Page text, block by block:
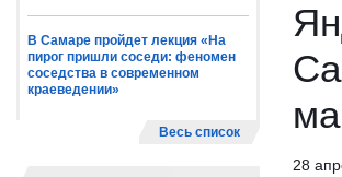
В Самаре пройдет лекция «На
пирог пришли соседи: феномен
соседства в современном
краеведении»
Весь список
28